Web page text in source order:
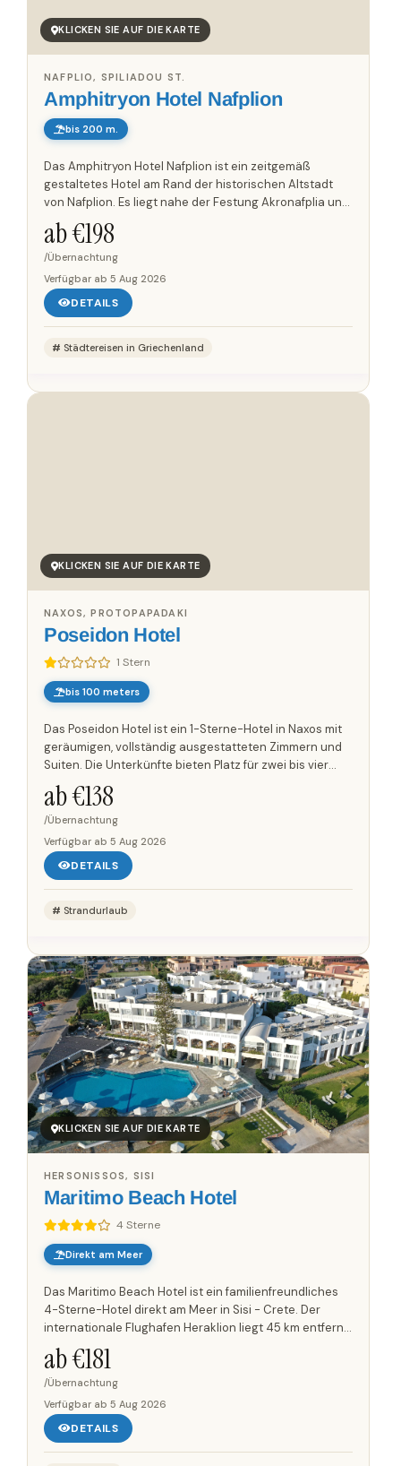
KLICKEN SIE AUF DIE KARTE
Amphitryon Hotel Nafplion
NAFPLIO, SPILIADOU ST.
bis 200 m.
Das Amphitryon Hotel Nafplion ist ein zeitgemäß
gestaltetes Hotel am Rand der historischen Altstadt
von Nafplion. Es liegt nahe der Festung Akronafplia und
etwa fünf Gehminuten vom Stadtzentrum entfernt. Die
42 Zimmer...
ab €198
/Übernachtung
Verfügbar ab 5 Aug 2026
DETAILS
Städtereisen in Griechenland
KLICKEN SIE AUF DIE KARTE
Poseidon Hotel
1 Stern
NAXOS, PROTOPAPADAKI
bis 100 meters
Das Poseidon Hotel ist ein 1-Sterne-Hotel in Naxos mit
geräumigen, vollständig ausgestatteten Zimmern und
Suiten. Die Unterkünfte bieten Platz für zwei bis vier
Personen und eignen sich damit für Paare ebenso wie
für...
ab €138
/Übernachtung
Verfügbar ab 5 Aug 2026
DETAILS
Strandurlaub
KLICKEN SIE AUF DIE KARTE
Maritimo Beach Hotel
4 Sterne
HERSONISSOS, SISI
Direkt am Meer
Das Maritimo Beach Hotel ist ein familienfreundliches
4-Sterne-Hotel direkt am Meer in Sisi - Crete. Der
internationale Flughafen Heraklion liegt 45 km entfernt.
Das Hotel verfügt über 130 Zimmer für Paare und
Familien....
ab €181
/Übernachtung
Verfügbar ab 5 Aug 2026
DETAILS